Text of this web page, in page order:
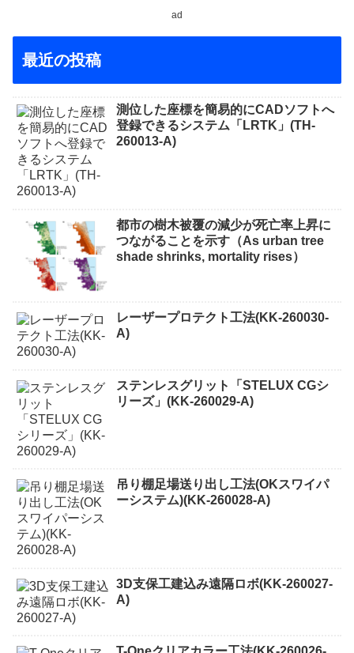
ad
最近の投稿
測位した座標を簡易的にCADソフトへ
登録できるシステム「LRTK」(TH-
260013-A)
都市の樹木被覆の減少が死亡率上昇に
つながることを示す（As urban tree
shade shrinks, mortality rises）
レーザープロテクト⼯法(KK-260030-
A)
ステンレスグリット「STELUX CGシ
リーズ」(KK-260029-A)
吊り棚足場送り出し工法(OKスワイパ
ーシステム)(KK-260028-A)
3D支保工建込み遠隔ロボ(KK-260027-
A)